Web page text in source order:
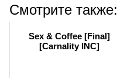
Смотрите также:
Sex & Coffee [Final]
[Carnality INC]